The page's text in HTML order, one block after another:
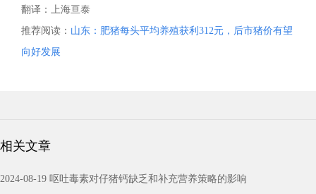
翻译：上海亘泰
推荐阅读： 山东：肥猪每头平均养殖获利312元，后市猪价有望
向好发展
相关文章
2024-08-19 呕吐毒素对仔猪钙缺乏和补充营养策略的影响